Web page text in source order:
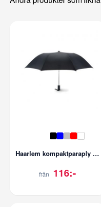
Haarlem kompaktparaply 21''
från 116:-